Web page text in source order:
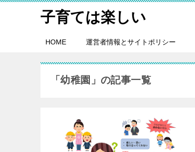
子育ては楽しい
HOME 運営者情報とサイトポリシー
「幼稚園」の記事一覧